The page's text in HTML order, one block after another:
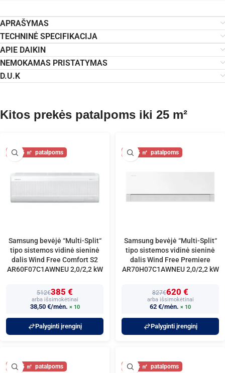
APRAŠYMAS
TECHNINĖ SPECIFIKACIJA
APIE DAIKIN
NEMOKAMAS PRISTATYMAS
D.U.K
Kitos prekės patalpoms iki 25 m²
25
Samsung bevėjė “Multi-Split“
tipo sistemos vidinė sieninė
dalis Wind Free Comfort S2
AR60F07C1AWNEU 2,0/2,2 kW
512€385 €
arba išsimokėtinai
38,50 €/mėn. × 10
Palyginti įrenginį
25
Samsung bevėjė “Multi-Split“
tipo sistemos vidinė sieninė
dalis Wind Free Premiere
AR70H07C1AWNEU 2,0/2,2 kW
827€620 €
arba išsimokėtinai
62 €/mėn. × 10
Palyginti įrenginį
25 25